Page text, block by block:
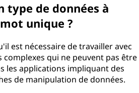
type de données à
unique ?
est nécessaire de travailler avec
qui ne peuvent pas être
les applications impliquant des
de manipulation de données.